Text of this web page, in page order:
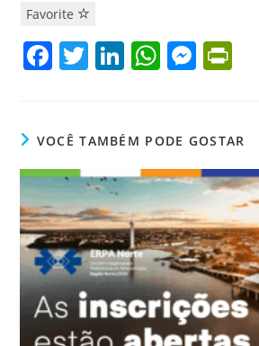
Favorite
F
e
b
o
o
k
T
er
Li
e
dI
n
W
s
A
p
p
M
e
n
g
er
ri
e
n
dl
y
VOCÊ TAMBÉM PODE GOSTAR